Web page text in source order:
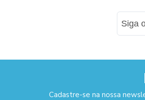
Siga
Cadastre-se na nossa